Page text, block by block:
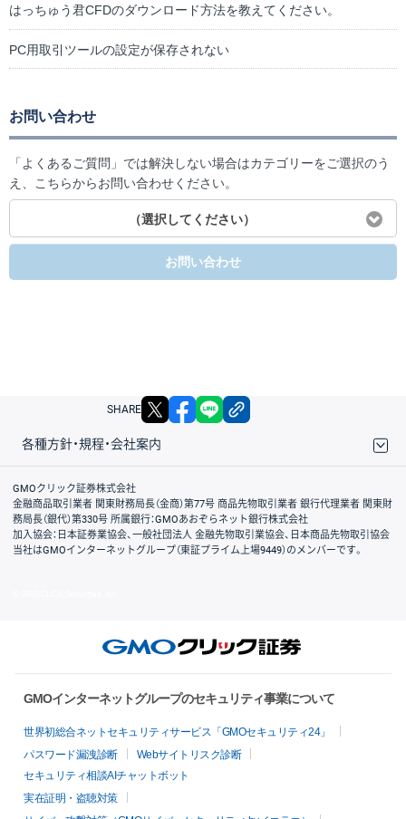
はっちゅう君CFDのダウンロード方法を教えてください。
PC用取引ツールの設定が保存されない
お問い合わせ
「よくあるご質問」では解決しない場合はカテゴリーをご選択のう
え、こちらからお問い合わせください。
（選択してください）
お問い合わせ
SHARE X facebook
各種方針・規程・会社案内
取引規程・約款
サイトマップ
その他のご案内
個人情報保護方針
最良執行方針
サイトのご利用について
ディスクレイマー
信託保全
リスク説明
会社案内
GMOクリック証券株式会社
金融商品取引業者 関東財務局長（金商）第77号 商品先物取引業者 銀行代理業者 関東財
務局長（銀代）第330号 所属銀行：GMOあおぞらネット銀行株式会社
加入協会：日本証券業協会、一般社団法人 金融先物取引業協会、日本商品先物取引協会
当社はGMOインターネットグループ（東証プライム上場9449）のメンバーです。
GMOインターネットグループのセキュリティ事業について
世界初総合ネットセキュリティサービス「GMOセキュリティ24」
パスワード漏洩診断
Webサイトリスク診断
セキュリティ相談AIチャットボット
実在証明・盗聴対策